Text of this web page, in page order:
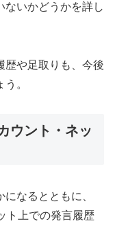
ないかどうかを詳し
歴や足取りも、今後
。
ウント・ネッ
なるとともに、
ト上での発言履歴